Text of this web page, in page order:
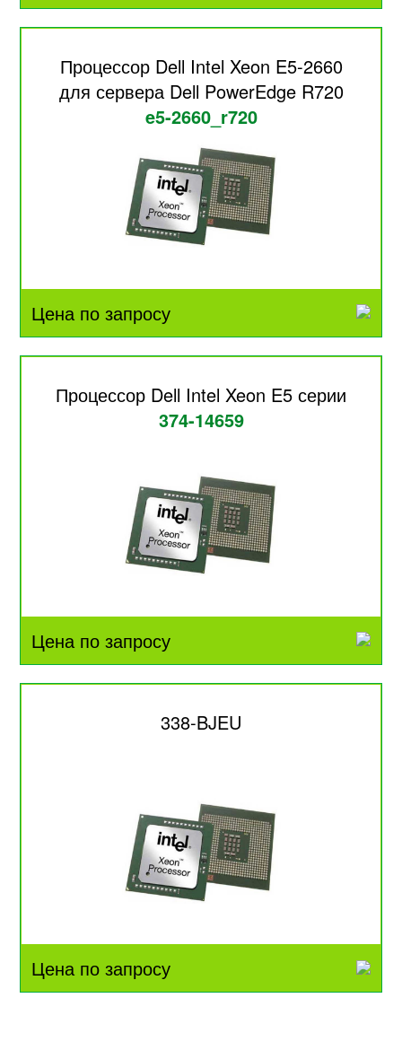
Процессор Dell Intel Xeon E5-2660
для сервера Dell PowerEdge R720
e5-2660_r720
Цена по запросу
Процессор Dell Intel Xeon E5 серии
374-14659
Цена по запросу
338-BJEU
Цена по запросу